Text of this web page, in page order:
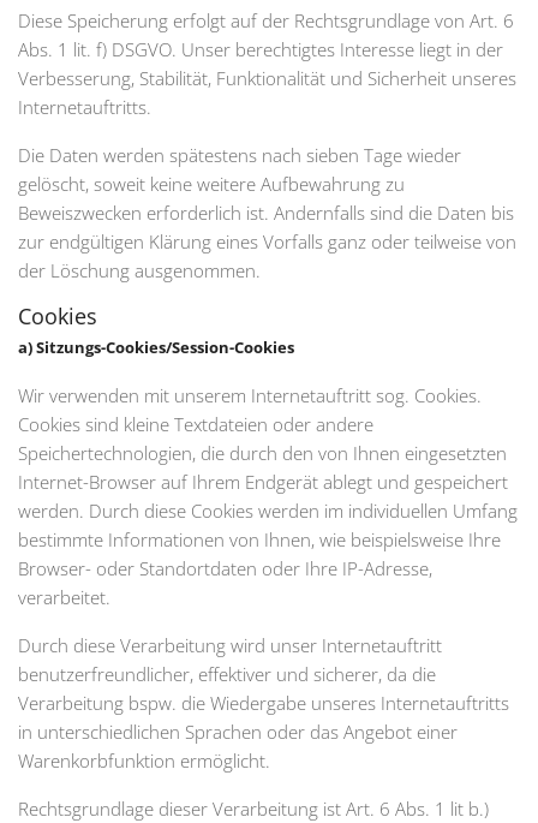
Diese Speicherung erfolgt auf der Rechtsgrundlage von Art. 6
Abs. 1 lit. f) DSGVO. Unser berechtigtes Interesse liegt in der
Verbesserung, Stabilität, Funktionalität und Sicherheit unseres
Internetauftritts.
Die Daten werden spätestens nach sieben Tage wieder
gelöscht, soweit keine weitere Aufbewahrung zu
Beweiszwecken erforderlich ist. Andernfalls sind die Daten bis
zur endgültigen Klärung eines Vorfalls ganz oder teilweise von
der Löschung ausgenommen.
Cookies
a) Sitzungs-Cookies/Session-Cookies
Wir verwenden mit unserem Internetauftritt sog. Cookies.
Cookies sind kleine Textdateien oder andere
Speichertechnologien, die durch den von Ihnen eingesetzten
Internet-Browser auf Ihrem Endgerät ablegt und gespeichert
werden. Durch diese Cookies werden im individuellen Umfang
bestimmte Informationen von Ihnen, wie beispielsweise Ihre
Browser- oder Standortdaten oder Ihre IP-Adresse,
verarbeitet.
Durch diese Verarbeitung wird unser Internetauftritt
benutzerfreundlicher, effektiver und sicherer, da die
Verarbeitung bspw. die Wiedergabe unseres Internetauftritts
in unterschiedlichen Sprachen oder das Angebot einer
Warenkorbfunktion ermöglicht.
Rechtsgrundlage dieser Verarbeitung ist Art. 6 Abs. 1 lit b.)